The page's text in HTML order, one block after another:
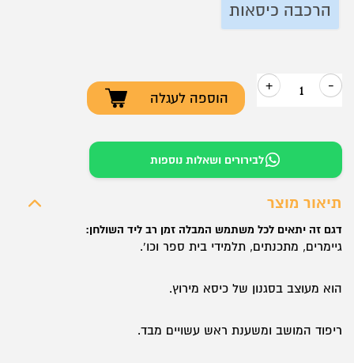
הרכבה כיסאות
-
כמות
Racer
+
הוספה לעגלה
לבירורים ושאלות נוספות
תיאור מוצר
דגם זה יתאים לכל משתמש המבלה זמן רב ליד השולחן:
גיימרים, מתכנתים, תלמידי בית ספר וכו'.
הוא מעוצב בסגנון של כיסא מירוץ.
ריפוד המושב ומשענת ראש עשויים מבד.